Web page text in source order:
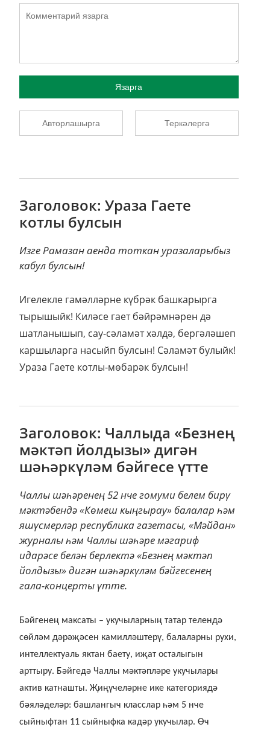
Язарга
Авторлашырга Теркәлергә
Заголовок: Ураза Гаете
котлы булсын
Изге Рамазан аенда тоткан уразаларыбыз
кабул булсын!
Игелекле гамәлләрне күбрәк башкарырга
тырышыйк! Киләсе гает бәйрәмнәрен дә
шатланышып, сау-сәламәт хәлдә, бергәләшеп
каршыларга насыйп булсын! Сәламәт булыйк!
Ураза Гаете котлы-мөбарәк булсын!
Заголовок: Чаллыда «Безнең
мәктәп йолдызы» дигән
шәһәркүләм бәйгесе үтте
Чаллы шәһәренең 52 нче гомуми белем бирү
мәктәбендә «Көмеш кыңгырау» балалар һәм
яшүсмерләр республика газетасы, «Мәйдан»
журналы һәм Чаллы шәһәре мәгариф
идарәсе белән берлектә «Безнең мәктәп
йолдызы» дигән шәһәркүләм бәйгесенең
гала-концерты үтте.
Бәйгенең максаты – укучыларның татар телендә
сөйләм дәрәҗәсен камилләштерү, балаларны рухи,
интеллектуаль яктан баету, иҗат осталыгын
арттыру. Бәйгедә Чаллы мәктәпләре укучылары
актив катнашты. Җиңүчеләрне ике категориядә
бәяләделәр: башлангыч класслар һәм 5 нче
сыйныфтан 11 сыйныфка кадәр укучылар. Өч